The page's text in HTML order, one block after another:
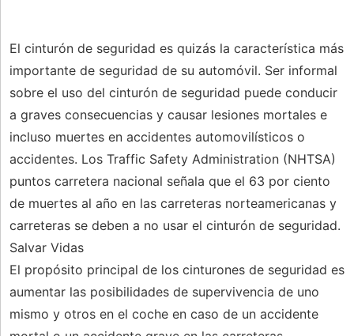
El cinturón de seguridad es quizás la característica más
importante de seguridad de su automóvil. Ser informal
sobre el uso del cinturón de seguridad puede conducir
a graves consecuencias y causar lesiones mortales e
incluso muertes en accidentes automovilísticos o
accidentes. Los Traffic Safety Administration (NHTSA)
puntos carretera nacional señala que el 63 por ciento
de muertes al año en las carreteras norteamericanas y
carreteras se deben a no usar el cinturón de seguridad.
Salvar Vidas
El propósito principal de los cinturones de seguridad es
aumentar las posibilidades de supervivencia de uno
mismo y otros en el coche en caso de un accidente